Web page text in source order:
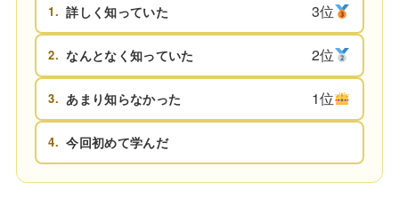
1. 詳しく知っていた 3位
2. なんとなく知っていた 2位
3. あまり知らなかった 1位
4. 今回初めて学んだ